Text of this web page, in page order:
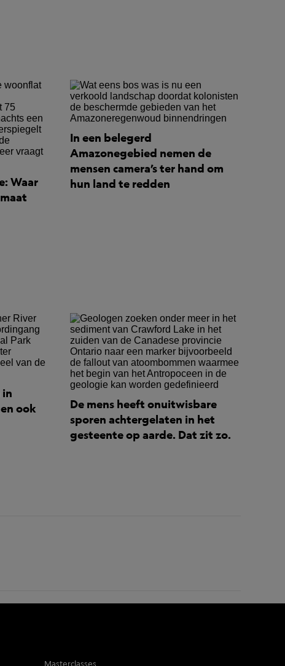
Waar
In een belegerd
Amazonegebied nemen de
mensen camera’s ter hand om
hun land te redden
ook
De mens heeft onuitwisbare
sporen achtergelaten in het
gesteente op aarde. Dat zit zo.
Masterclasses